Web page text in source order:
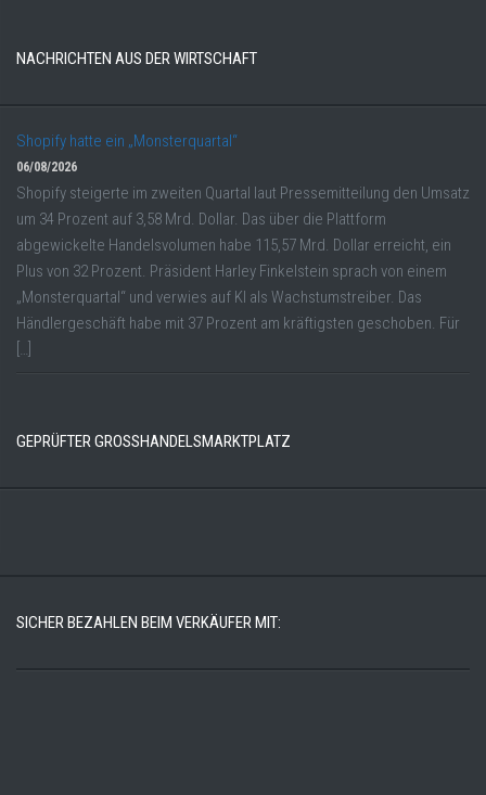
NACHRICHTEN AUS DER WIRTSCHAFT
Shopify hatte ein „Monsterquartal“
06/08/2026
Shopify steigerte im zweiten Quartal laut Pressemitteilung den Umsatz
um 34 Prozent auf 3,58 Mrd. Dollar. Das über die Plattform
abgewickelte Handelsvolumen habe 115,57 Mrd. Dollar erreicht, ein
Plus von 32 Prozent. Präsident Harley Finkelstein sprach von einem
„Monsterquartal“ und verwies auf KI als Wachstumstreiber. Das
Händlergeschäft habe mit 37 Prozent am kräftigsten geschoben. Für
[…]
GEPRÜFTER GROSSHANDELSMARKTPLATZ
SICHER BEZAHLEN BEIM VERKÄUFER MIT: